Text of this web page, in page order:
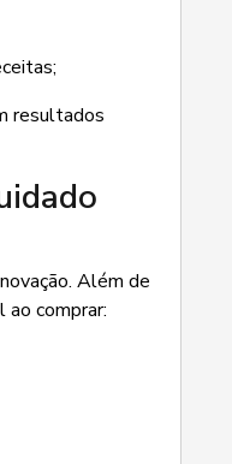
resultados
Além de
ao comprar: